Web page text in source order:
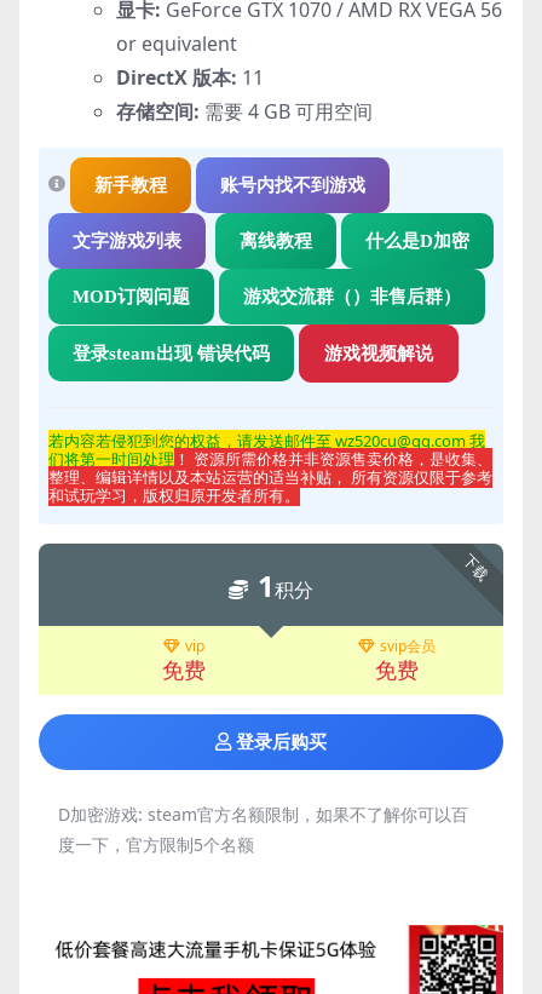
显卡: GeForce GTX 1070 / AMD RX VEGA 56
or equivalent
DirectX 版本: 11
存储空间: 需要 4 GB 可用空间
新手教程 账号内找不到游戏
文字游戏列表 离线教程 什么是D加密
MOD订阅问题 游戏交流群（）非售后群）
登录steam出现 错误代码 游戏视频解说
若内容若侵犯到您的权益，请发送邮件至 wz520cu@qq.com 我
们将第一时间处理 ！ 资源所需价格并非资源售卖价格，是收集、
整理、编辑详情以及本站运营的适当补贴， 所有资源仅限于参考
和试玩学习，版权归原开发者所有。
下载
1积分
vip
免费
svip会员
免费
登录后购买
D加密游戏: steam官方名额限制，如果不了解你可以百
度一下，官方限制5个名额